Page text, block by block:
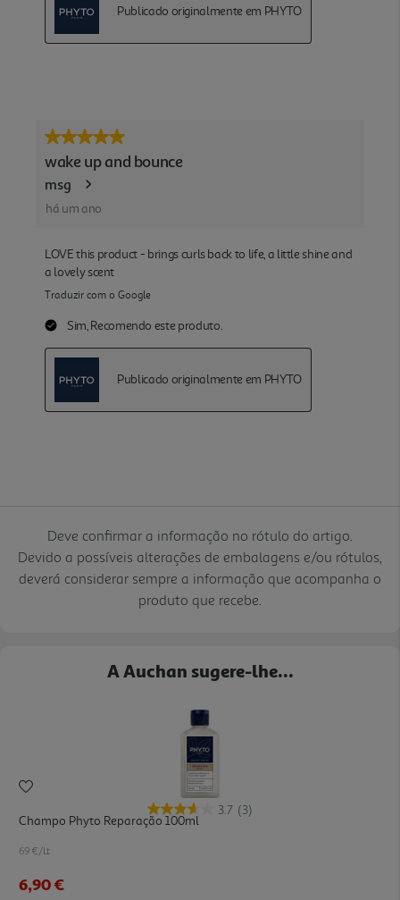
Deve confirmar a informação no rótulo do artigo.
Devido a possíveis alterações de embalagens e/ou rótulos,
deverá considerar sempre a informação que acompanha o
produto que recebe.
A Auchan sugere-lhe...
3.7 (3)
Champo Phyto Reparação 100ml
69 €/Lt
6,90 €